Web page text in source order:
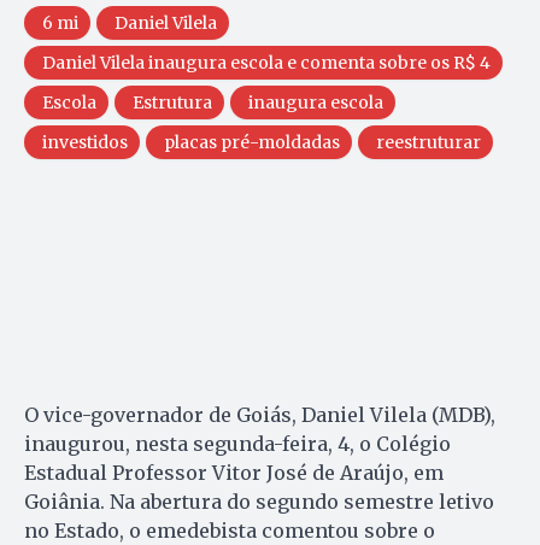
6 mi
Daniel Vilela
Daniel Vilela inaugura escola e comenta sobre os R$ 4
Escola
Estrutura
inaugura escola
investidos
placas pré-moldadas reestruturar
O vice-governador de Goiás, Daniel Vilela (MDB),
inaugurou, nesta segunda-feira, 4, o Colégio
Estadual Professor Vitor José de Araújo, em
Goiânia. Na abertura do segundo semestre letivo
no Estado, o emedebista comentou sobre o